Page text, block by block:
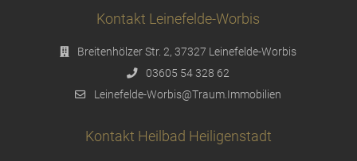
Kontakt Leinefelde-Worbis
Breitenhölzer Str. 2, 37327 Leinefelde-Worbis
03605 54 328 62
Leinefelde-Worbis@Traum.Immobilien
Kontakt Heilbad Heiligenstadt